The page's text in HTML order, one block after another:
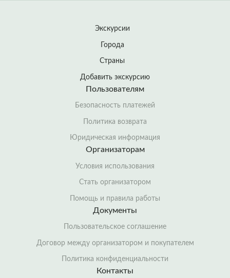
Экскурсии
Города
Страны
Добавить экскурсию
Пользователям
Безопасность платежей
Политика возврата
Юридическая информация
Организаторам
Условия использования
Стать организатором
Помощь и правила работы
Документы
Пользовательское соглашение
Договор между организатором и покупателем
Политика конфиденциальности
Контакты